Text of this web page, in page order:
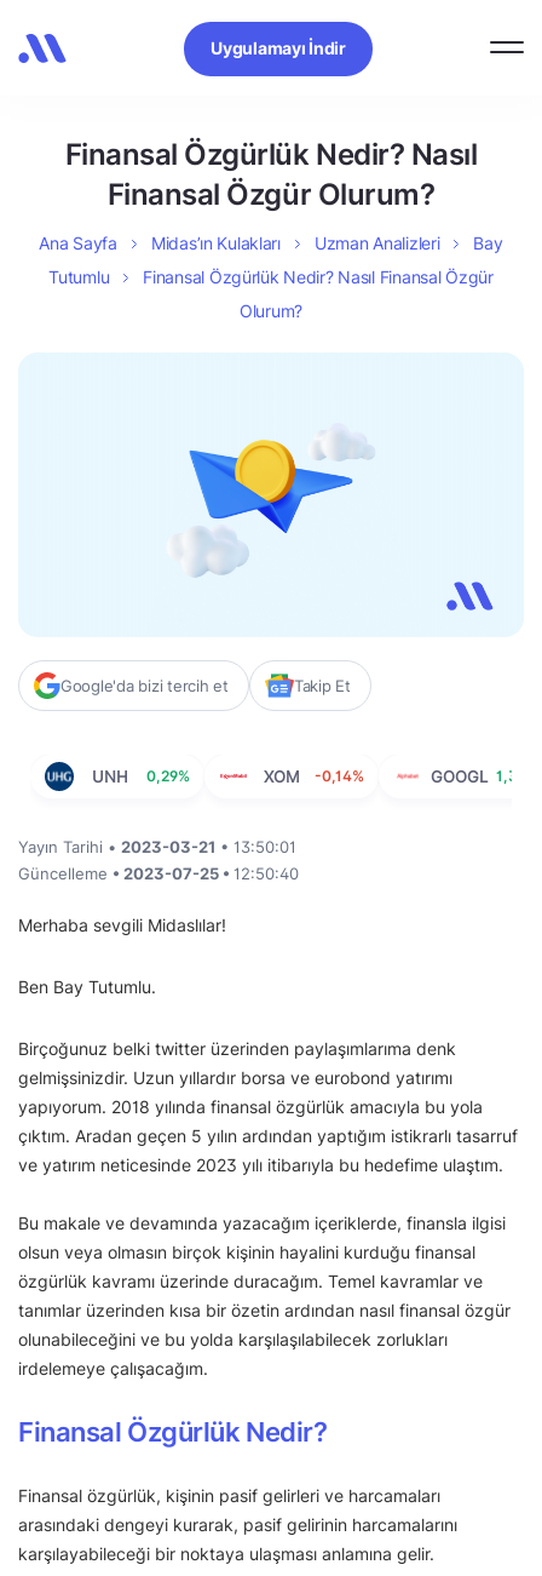
Uygulamayı İndir
Finansal Özgürlük Nedir? Nasıl
Finansal Özgür Olurum?
Ana Sayfa Midas’ın Kulakları Uzman Analizleri
Bay
Tutumlu
Finansal Özgürlük Nedir? Nasıl Finansal Özgür
Olurum?
Google'da bizi tercih et Takip Et
UNH 0,29% XOM -0,14% GOOGL 1,37%
Yayın Tarihi • 2023-03-21 • 13:50:01
Güncelleme • 2023-07-25 • 12:50:40
Merhaba sevgili Midaslılar!
Ben Bay Tutumlu.
Birçoğunuz belki twitter üzerinden paylaşımlarıma denk
gelmişsinizdir. Uzun yıllardır borsa ve eurobond yatırımı
yapıyorum. 2018 yılında finansal özgürlük amacıyla bu yola
çıktım. Aradan geçen 5 yılın ardından yaptığım istikrarlı tasarruf
ve yatırım neticesinde 2023 yılı itibarıyla bu hedefime ulaştım.
Bu makale ve devamında yazacağım içeriklerde, finansla ilgisi
olsun veya olmasın birçok kişinin hayalini kurduğu finansal
özgürlük kavramı üzerinde duracağım. Temel kavramlar ve
tanımlar üzerinden kısa bir özetin ardından nasıl finansal özgür
olunabileceğini ve bu yolda karşılaşılabilecek zorlukları
irdelemeye çalışacağım.
Finansal Özgürlük Nedir?
Finansal özgürlük, kişinin pasif gelirleri ve harcamaları
arasındaki dengeyi kurarak, pasif gelirinin harcamalarını
karşılayabileceği bir noktaya ulaşması anlamına gelir.